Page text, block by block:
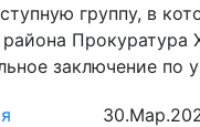
группу, в
Прокуратура
заключение по